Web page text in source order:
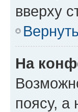
вверху
На
поясу, а